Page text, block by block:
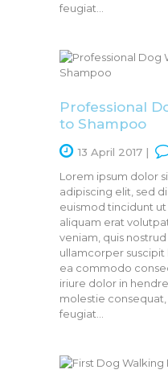
feugiat…
Professional
to Shampoo
13 April 2017
Lorem ipsum dolor
adipiscing elit, sed
euismod tincidunt
aliquam erat
veniam, quis
ullamcorper suscipit
ea commodo
iriure dolor in
molestie
feugiat…